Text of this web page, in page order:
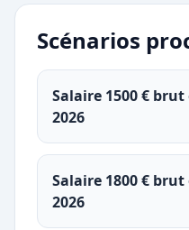
Scénarios
Salaire 1500 €
2026
Salaire 1800 €
2026